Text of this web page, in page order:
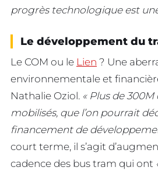
progrès technologique est
Le développement du
Le COM ou le Lien ? Une
environnementale et
Nathalie Oziol. « Plus de
mobilisés, que l’on pourrait
financement de
court terme, il s’agit
cadence des bus tram qui ont